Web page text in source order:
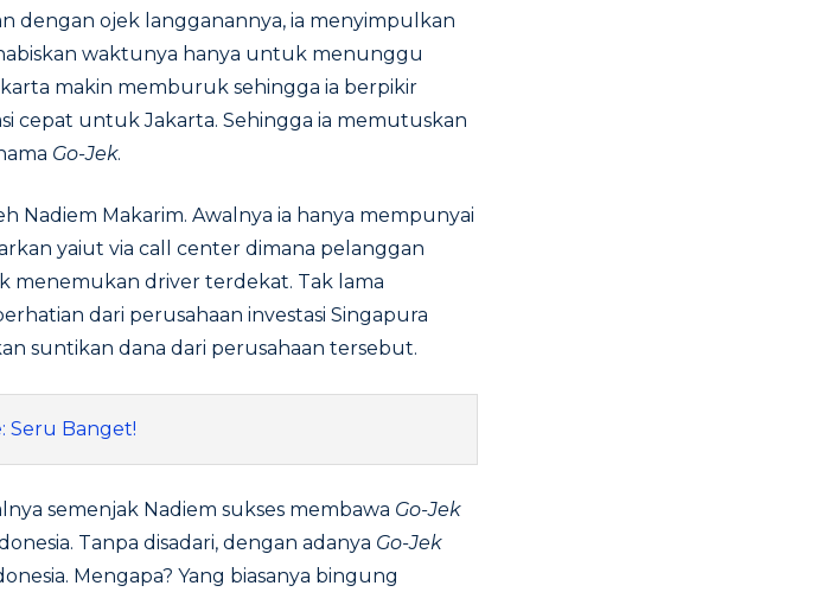
dengan ojek langganannya, ia menyimpulkan
waktunya hanya untuk menunggu
makin memburuk sehingga ia berpikir
cepat untuk Jakarta. Sehingga ia memutuskan
Go-Jek.
Nadiem Makarim. Awalnya ia hanya mempunyai
yaiut via call center dimana pelanggan
driver terdekat. Tak lama
dari perusahaan investasi Singapura
suntikan dana dari perusahaan tersebut.
Seru Banget!
semenjak Nadiem sukses membawa Go-Jek
Tanpa disadari, dengan adanya Go-Jek
Mengapa? Yang biasanya bingung